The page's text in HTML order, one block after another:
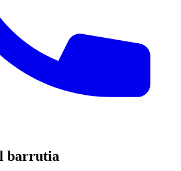
barrutia